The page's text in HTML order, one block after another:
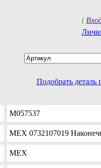
(
Подобрать
M057537
MEX 0732107019
MEX